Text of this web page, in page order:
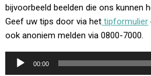
bijvoorbeeld beelden die ons kunnen
Geef uw tips door via het tipformulier
ook anoniem melden via 0800-7000.
Audiospeler
00:00